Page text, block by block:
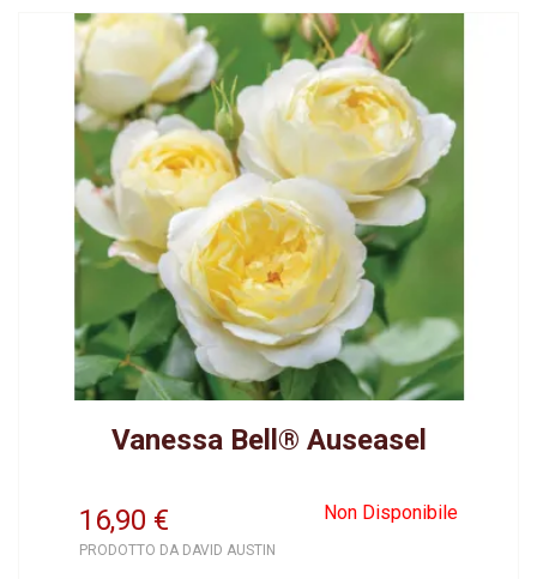
Vanessa Bell® Auseasel
16,90 Non Disponibile
€
PRODOTTO DA DAVID AUSTIN